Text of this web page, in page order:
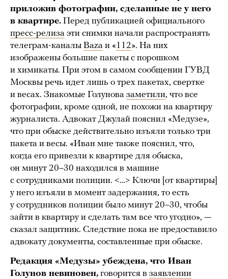
приложив фотографии, сделанные не у него
в квартире. Перед публикацией официального
пресс-релиза эти снимки начали распространять
телеграм-каналы Baza и «112». На них
изображены большие пакеты с порошком
и химикаты. При этом в самом сообщении ГУВД
Москвы речь идет лишь о трех пакетах, свертке
и весах. Знакомые Голунова заметили, что все
фотографии, кроме одной, не похожи на квартиру
журналиста. Адвокат Джулай пояснил «Медузе»,
что при обыске действительно изъяли только три
пакета и весы. «Иван мне также пояснил, что,
когда его привезли к квартире для обыска,
он минут 20–30 находился в машине
с сотрудниками полиции. <…> Ключи [от квартиры]
у него изъяли в момент задержания, то есть
у сотрудников полиции было минут 20–30, чтобы
зайти в квартиру и сделать там все что угодно», —
сказал защитник. Следствие пока не предоставило
адвокату документы, составленные при обыске.
Редакция «Медузы» убеждена, что Иван
Голунов невиновен, говорится в заявлении